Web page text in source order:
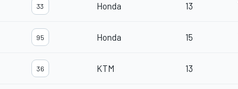
33 Honda 13
95 Honda 15
36 KTM 13